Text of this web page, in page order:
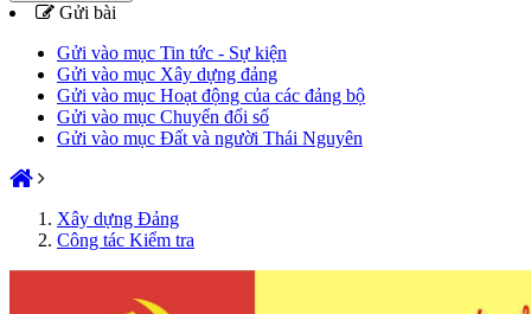
Gửi bài
Gửi vào mục Tin tức - Sự kiện
Gửi vào mục Xây dựng đảng
Gửi vào mục Hoạt động của các đảng bộ
Gửi vào mục Chuyển đổi số
Gửi vào mục Đất và người Thái Nguyên
Xây dựng Đảng
Công tác Kiểm tra